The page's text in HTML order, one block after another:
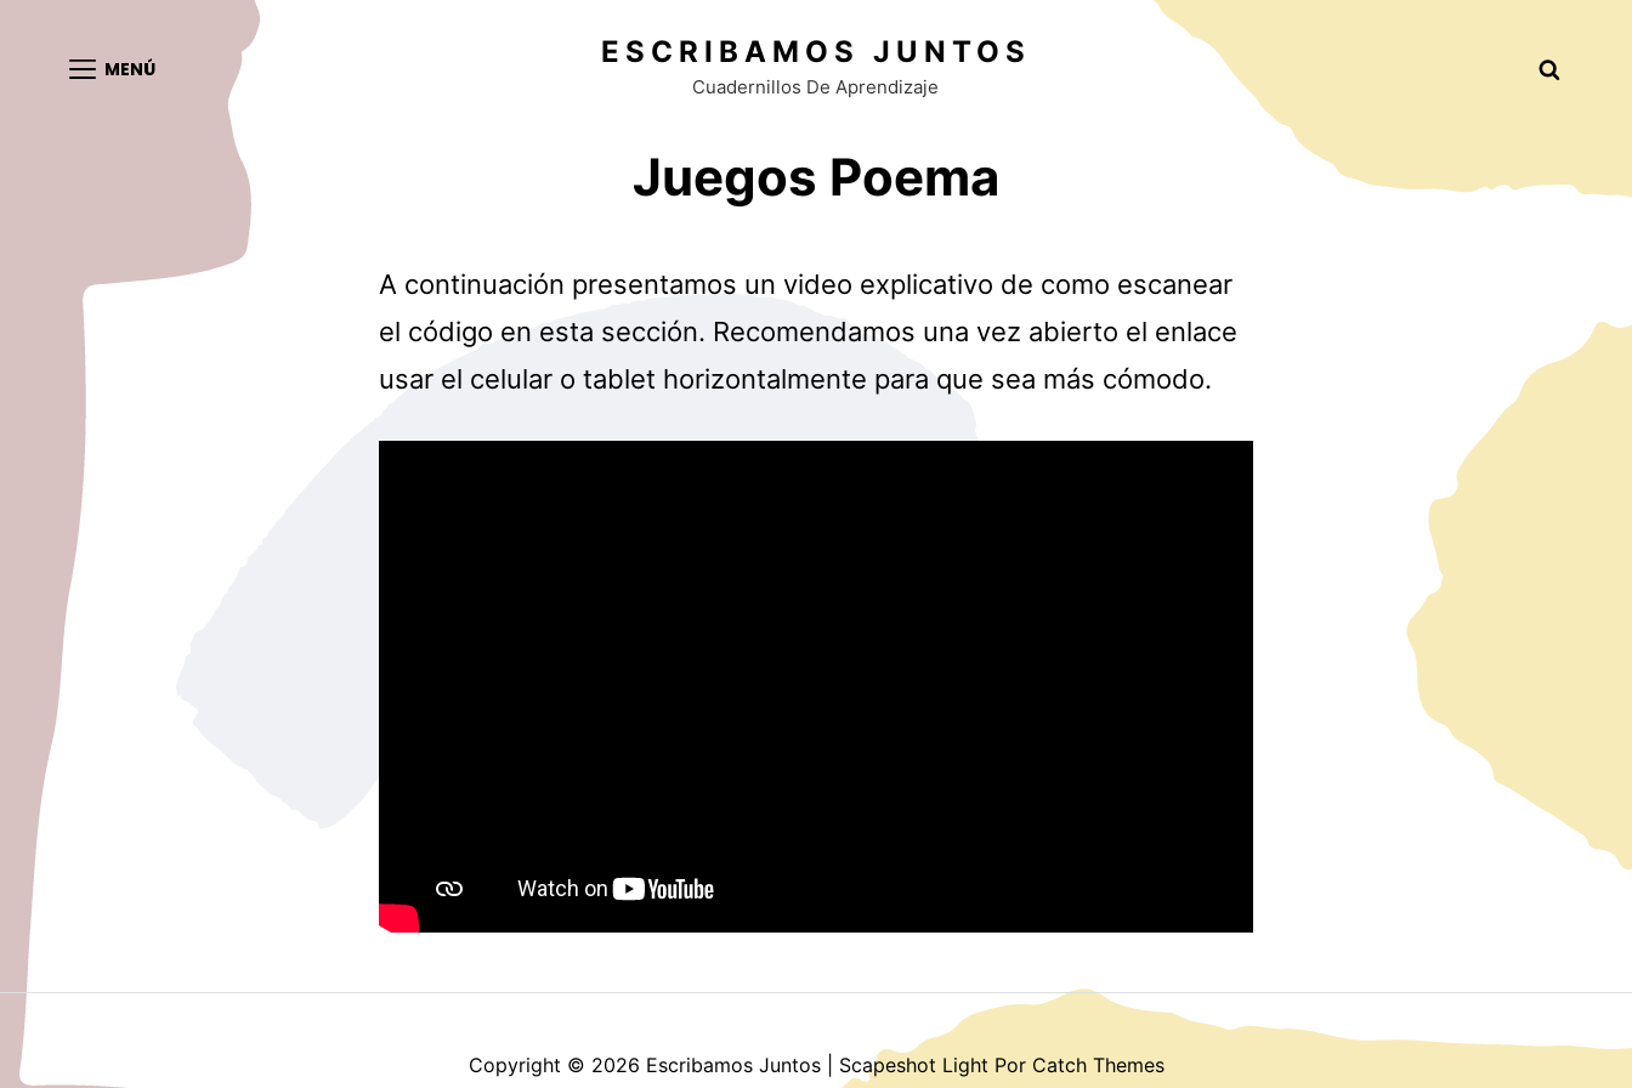
MENÚ ESCRIBAMOS JUNTOS
Cuadernillos De Aprendizaje
Juegos Poema
A continuación presentamos un video explicativo de como escanear
el código en esta sección. Recomendamos una vez abierto el enlace
usar el celular o tablet horizontalmente para que sea más cómodo.
Copyright © 2026 Escribamos Juntos Scapeshot Light Por Catch Themes